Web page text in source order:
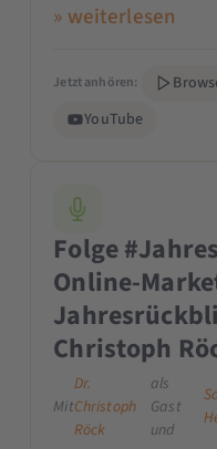
» weiterlesen
Jetzt anhören:
YouTube
Folge
Online-
Christoph
Mit
Dr.
Christoph
Röck
als
Gast
und